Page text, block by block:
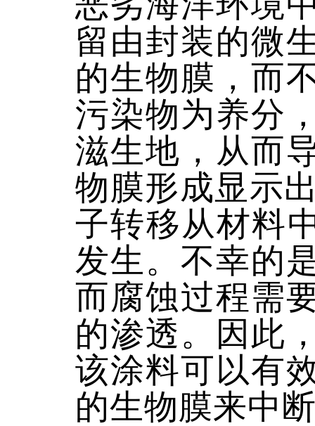
留由封装的微
的生物膜，而
污染物为养分
滋生地，从而
物膜形成显示
子转移从材料
发生。不幸的
而腐蚀过程需
的渗透。因此
该涂料可以有
的生物膜来中